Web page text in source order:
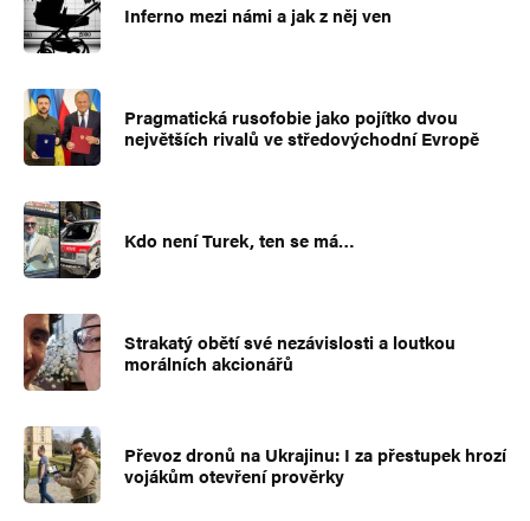
Inferno mezi námi a jak z něj ven
Pragmatická rusofobie jako pojítko dvou
největších rivalů ve středovýchodní Evropě
Kdo není Turek, ten se má…
Strakatý obětí své nezávislosti a loutkou
morálních akcionářů
Převoz dronů na Ukrajinu: I za přestupek hrozí
vojákům otevření prověrky